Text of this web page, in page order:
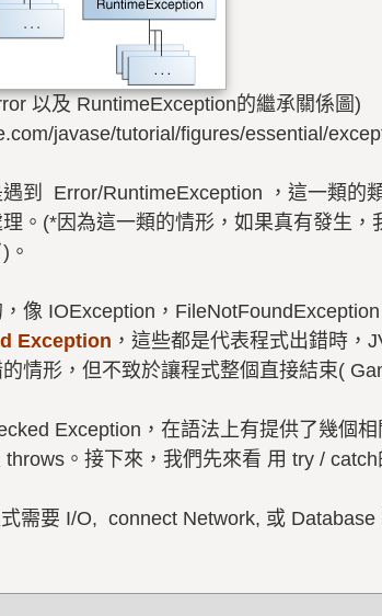
以及 RuntimeException的繼承關係圖)
javase/tutorial/figures/essential/
到 Error/RuntimeException ，這一類的
。(*因為這一類的情形，如果真有發生
。
像 IOException，FileNotFoundException
Exception ，這些都是代表程式出錯時
情形，但不致於讓程式整個直接結束(
Exception，在語法上有提供了幾個相
。接下來，我們先來看 用 try /
需要 I/O, connect Network, 或